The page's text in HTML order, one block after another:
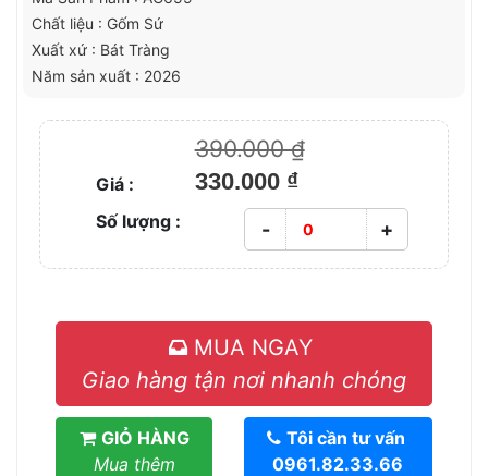
Chất liệu : Gốm Sứ
Xuất xứ : Bát Tràng
Năm sản xuất : 2026
390.000 ₫
Giá : 330.000 ₫
Số lượng : - +
MUA NGAY
Giao hàng tận nơi nhanh chóng
GIỎ HÀNG
Mua thêm
Tôi cần tư vấn
0961.82.33.66